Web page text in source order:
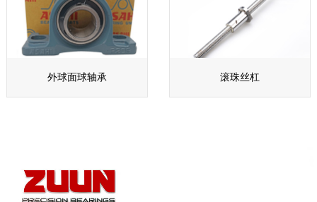
外球面球轴承 滚珠丝杠